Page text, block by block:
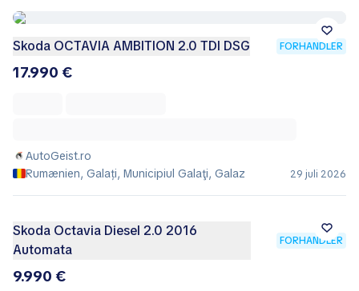
Skoda OCTAVIA AMBITION 2.0 TDI DSG FORHANDLER
17.990 €
AutoGeist.ro
Rumænien, Galați, Municipiul Galaţi, Galaz
29 juli 2026
Skoda Octavia Diesel 2.0 2016
Automata
FORHANDLER
9.990 €